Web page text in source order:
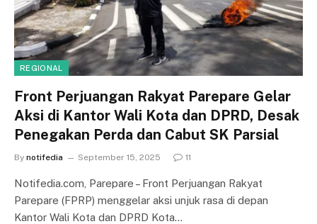
REGIONAL
Front Perjuangan Rakyat Parepare Gelar
Aksi di Kantor Wali Kota dan DPRD, Desak
Penegakan Perda dan Cabut SK Parsial
By notifedia September 15, 2025 11
Notifedia.com, Parepare – Front Perjuangan Rakyat
Parepare (FPRP) menggelar aksi unjuk rasa di depan
Kantor Wali Kota dan DPRD Kota…